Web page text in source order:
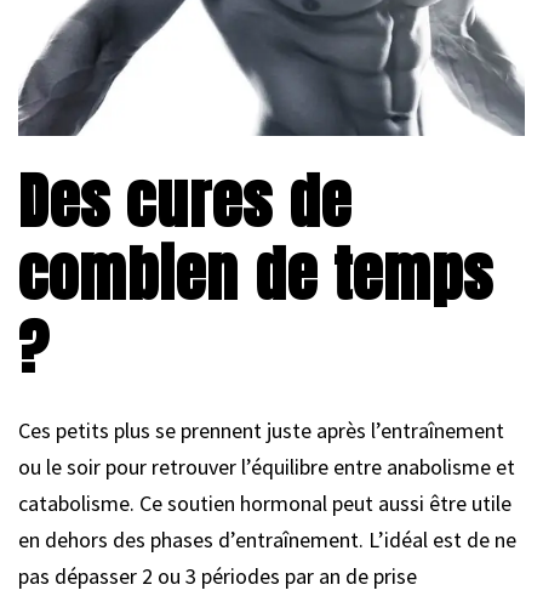
Des cures de
combien de temps
?
Ces petits plus se prennent juste après l’entraînement
ou le soir pour retrouver l’équilibre entre anabolisme et
catabolisme. Ce soutien hormonal peut aussi être utile
en dehors des phases d’entraînement. L’idéal est de ne
pas dépasser 2 ou 3 périodes par an de prise